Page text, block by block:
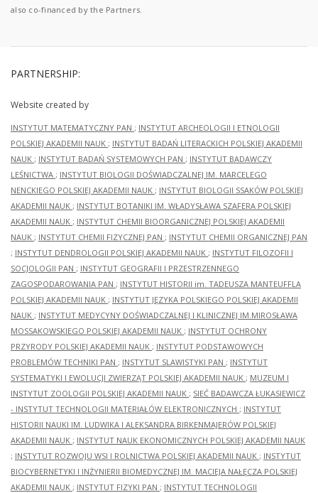
also co-financed by the Partners.
PARTNERSHIP:
Website created by
INSTYTUT MATEMATYCZNY PAN ; INSTYTUT ARCHEOLOGII I ETNOLOGII
POLSKIEJ AKADEMII NAUK ; INSTYTUT BADAŃ LITERACKICH POLSKIEJ AKADEMII
NAUK ; INSTYTUT BADAŃ SYSTEMOWYCH PAN ; INSTYTUT BADAWCZY
LEŚNICTWA ; INSTYTUT BIOLOGII DOŚWIADCZALNEJ IM. MARCELEGO
NENCKIEGO POLSKIEJ AKADEMII NAUK ; INSTYTUT BIOLOGII SSAKÓW POLSKIEJ
AKADEMII NAUK ; INSTYTUT BOTANIKI IM. WŁADYSŁAWA SZAFERA POLSKIEJ
AKADEMII NAUK ; INSTYTUT CHEMII BIOORGANICZNEJ POLSKIEJ AKADEMII
NAUK ; INSTYTUT CHEMII FIZYCZNEJ PAN ; INSTYTUT CHEMII ORGANICZNEJ PAN
; INSTYTUT DENDROLOGII POLSKIEJ AKADEMII NAUK ; INSTYTUT FILOZOFII I
SOCJOLOGII PAN ; INSTYTUT GEOGRAFII I PRZESTRZENNEGO
ZAGOSPODAROWANIA PAN ; INSTYTUT HISTORII im. TADEUSZA MANTEUFFLA
POLSKIEJ AKADEMII NAUK ; INSTYTUT JĘZYKA POLSKIEGO POLSKIEJ AKADEMII
NAUK ; INSTYTUT MEDYCYNY DOŚWIADCZALNEJ I KLINICZNEJ IM.MIROSŁAWA
MOSSAKOWSKIEGO POLSKIEJ AKADEMII NAUK ; INSTYTUT OCHRONY
PRZYRODY POLSKIEJ AKADEMII NAUK ; INSTYTUT PODSTAWOWYCH
PROBLEMÓW TECHNIKI PAN ; INSTYTUT SLAWISTYKI PAN ; INSTYTUT
SYSTEMATYKI I EWOLUCJI ZWIERZĄT POLSKIEJ AKADEMII NAUK ; MUZEUM I
INSTYTUT ZOOLOGII POLSKIEJ AKADEMII NAUK ; SIEĆ BADAWCZA ŁUKASIEWICZ
- INSTYTUT TECHNOLOGII MATERIAŁÓW ELEKTRONICZNYCH ; INSTYTUT
HISTORII NAUKI IM. LUDWIKA I ALEKSANDRA BIRKENMAJERÓW POLSKIEJ
AKADEMII NAUK ; INSTYTUT NAUK EKONOMICZNYCH POLSKIEJ AKADEMII NAUK
; INSTYTUT ROZWOJU WSI I ROLNICTWA POLSKIEJ AKADEMII NAUK ; INSTYTUT
BIOCYBERNETYKI I INŻYNIERII BIOMEDYCZNEJ IM. MACIEJA NAŁĘCZA POLSKIEJ
AKADEMII NAUK ; INSTYTUT FIZYKI PAN ; INSTYTUT TECHNOLOGII